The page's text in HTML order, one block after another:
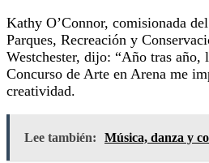
Kathy O’Connor, comisionada
Parques, Recreación y
Westchester, dijo: “Año tras año,
Concurso de Arte en Arena me
creatividad.
Lee también: Música, danza y